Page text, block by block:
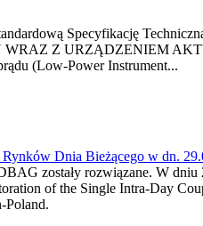
Specyfikację
Z URZĄDZENIEM
(Low-Power Instrument...
Dnia Bieżącego w dn.
zostały rozwiązane. W
of the Single Intra-Day
Poland.